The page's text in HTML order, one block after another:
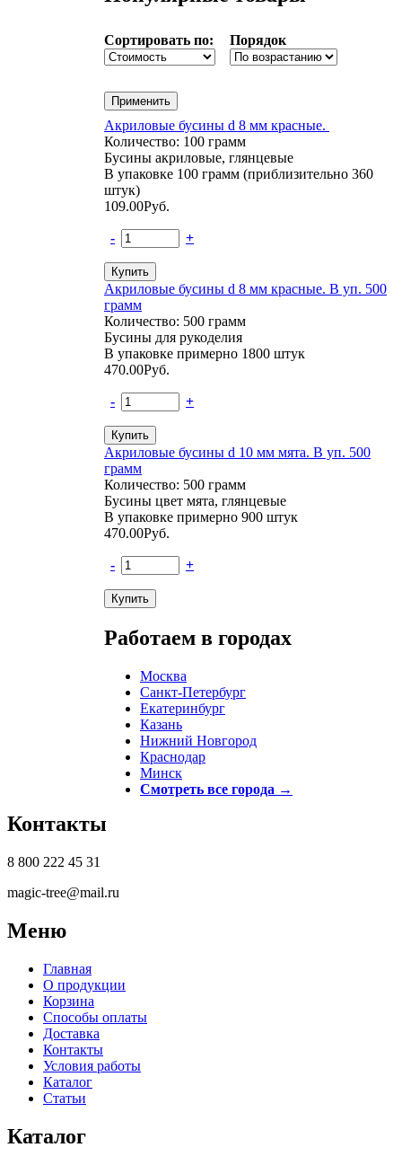
Сортировать по: Порядок
Акриловые бусины d 8 мм красные.
Количество: 100 грамм
Бусины акриловые, глянцевые
В упаковке 100 грамм (приблизительно 360
штук)
109.00Руб.
- +
Акриловые бусины d 8 мм красные. В уп. 500
грамм
Количество: 500 грамм
Бусины для рукоделия
В упаковке примерно 1800 штук
470.00Руб.
- +
Акриловые бусины d 10 мм мята. В уп. 500
грамм
Количество: 500 грамм
Бусины цвет мята, глянцевые
В упаковке примерно 900 штук
470.00Руб.
- +
Работаем в городах
Москва
Санкт-Петербург
Екатеринбург
Казань
Нижний Новгород
Краснодар
Минск
Смотреть все города →
Контакты
8 800 222 45 31
magic-tree@mail.ru
Меню
Главная
О продукции
Корзина
Способы оплаты
Доставка
Контакты
Условия работы
Каталог
Статьи
Каталог